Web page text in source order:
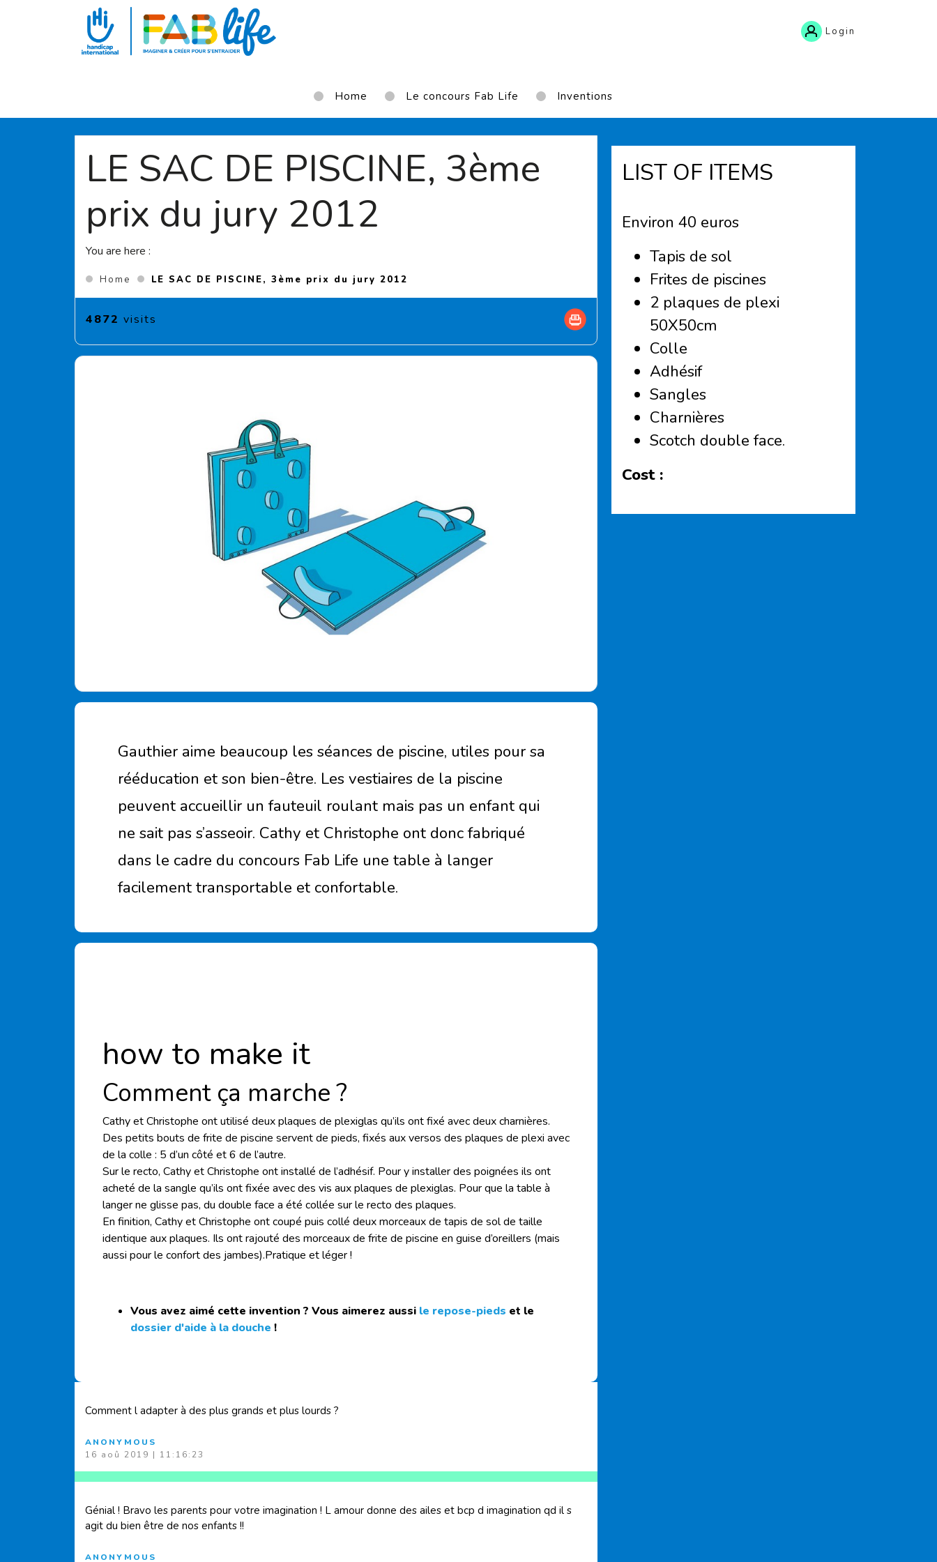
Aller au contenu principal
Login
Home Le concours Fab Life Inventions
LE SAC DE PISCINE, 3ème
prix du jury 2012
You are here :
Home LE SAC DE PISCINE, 3ème prix du jury 2012
4872 visits
Gauthier aime beaucoup les séances de piscine, utiles pour sa
rééducation et son bien-être. Les vestiaires de la piscine
peuvent accueillir un fauteuil roulant mais pas un enfant qui
ne sait pas s’asseoir. Cathy et Christophe ont donc fabriqué
dans le cadre du concours Fab Life une table à langer
facilement transportable et confortable.
how to make it
Comment ça marche ?
Cathy et Christophe ont utilisé deux plaques de plexiglas qu’ils ont fixé avec deux charnières.
Des petits bouts de frite de piscine servent de pieds, fixés aux versos des plaques de plexi avec
de la colle : 5 d’un côté et 6 de l’autre.
Sur le recto, Cathy et Christophe ont installé de l’adhésif. Pour y installer des poignées ils ont
acheté de la sangle qu’ils ont fixée avec des vis aux plaques de plexiglas. Pour que la table à
langer ne glisse pas, du double face a été collée sur le recto des plaques.
En finition, Cathy et Christophe ont coupé puis collé deux morceaux de tapis de sol de taille
identique aux plaques. Ils ont rajouté des morceaux de frite de piscine en guise d’oreillers (mais
aussi pour le confort des jambes).Pratique et léger !
Vous avez aimé cette invention ? Vous aimerez aussi le repose-pieds et le
dossier d'aide à la douche !
Comment l adapter à des plus grands et plus lourds ?
ANONYMOUS
16 aoû 2019 | 11:16:23
Génial ! Bravo les parents pour votre imagination ! L amour donne des ailes et bcp d imagination qd il s
agit du bien être de nos enfants !!
ANONYMOUS
LIST OF ITEMS
Environ 40 euros
Tapis de sol
Frites de piscines
2 plaques de plexi
50X50cm
Colle
Adhésif
Sangles
Charnières
Scotch double face.
Cost :